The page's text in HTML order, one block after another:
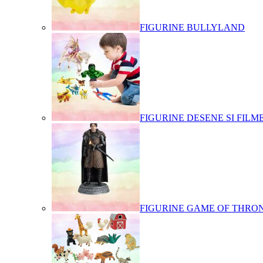
FIGURINE BULLYLAND
FIGURINE DESENE SI
FIGURINE GAME OF